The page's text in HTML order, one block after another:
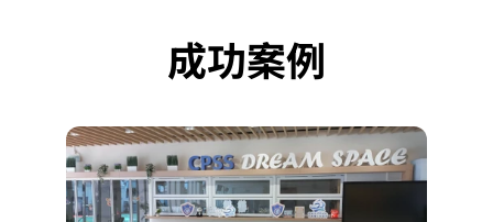
成功案例